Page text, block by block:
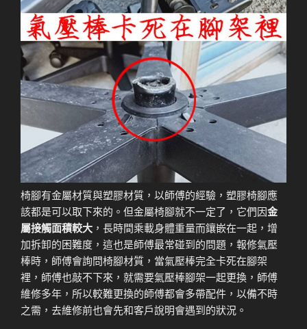
椅腳有金屬材質與塑膠材質，以師傅的經驗，塑膠椅腳應
該都是可以取下來的。但金屬椅腳就不一定了，它們因金
屬接觸面積較大 ，長時間乘載身體重量而鑲嵌在一起，增
加拆卸的困難度，這也是師傅最常碰到的問題，報修氣壓
棒時，師傅會詢問椅腳材質，當氣壓棒完全卡死在腳架
裡，師傅也敲不下來，就需要氣壓棒腳架一起更換，師傅
維修多年，所以較難更換的師傅都會多帶配件，以備不時
之需，去維修前也會先和客戶說明會遇到的狀況。